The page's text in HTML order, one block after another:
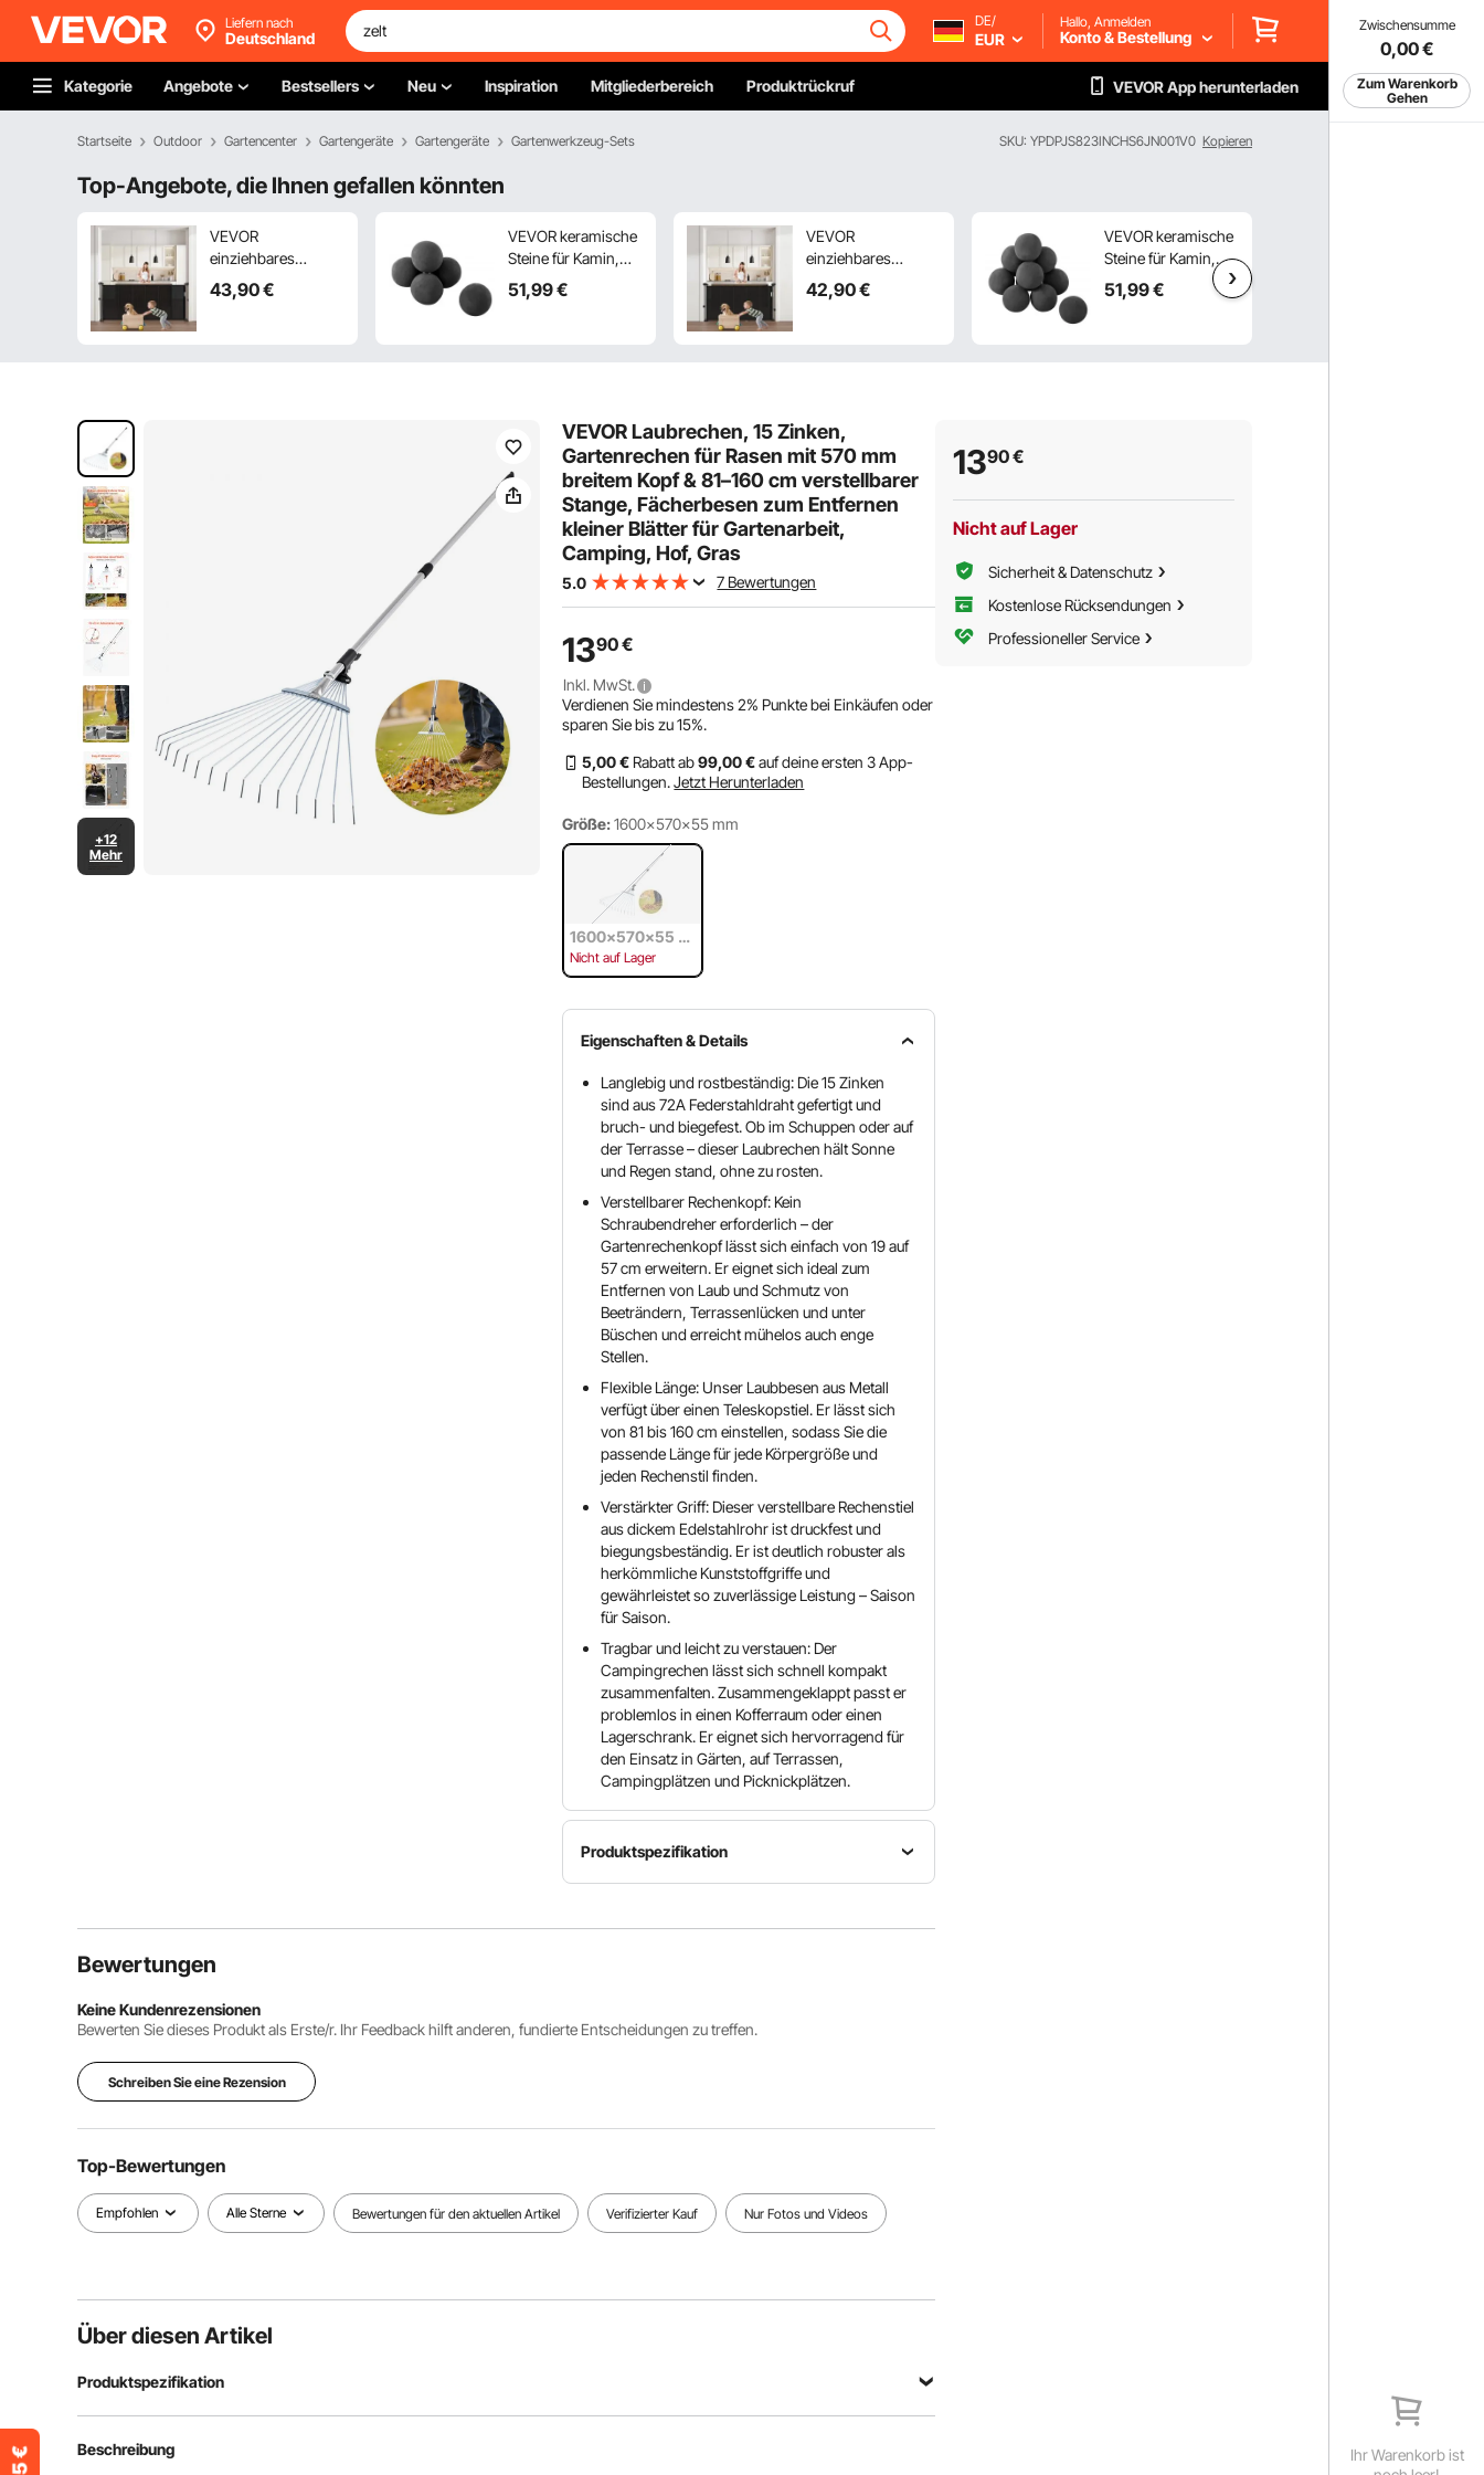
Zwischensumme
0,00€
Zum Warenkorb
Gehen
Ihr Warenkorb ist
Liefern nach
Deutschland
DE/
EUR
Hallo, Anmelden
Konto & Bestellung
Kategorie Angebote Bestsellers Neu Inspiration Mitgliederbereich Produktrückruf VEVOR App herunterladen
Startseite Outdoor Gartencenter Gartengeräte Gartengeräte Gartenwerkzeug-Sets SKU: YPDPJS823INCHS6JN001V0 Kopieren
Top-Angebote, die Ihnen gefallen könnten
VEVOR
einziehbares
Babygitter 870 mm
hoch, ausziehbar
43,90€
VEVOR keramische
Steine für Kamin,
12,7 cm, 6 Stück
Kieselsteine,
Propan-/Gaskamin,
Herd, Innenhof,
Camping, Schwarz
51,99€
VEVOR
einziehbares
Babygitter (87 cm
hoch ausziehbar bis
für Innentreppen
Türen Flure
Spielzimmer,
Schwarz
42,90€
VEVOR keramische
Steine für Kamin,
10,2 cm, 12 Stück
Kieselsteine,
51,99€
+12
Mehr
VEVOR Laubrechen, 15 Zinken,
Gartenrechen für Rasen mit 570 mm
breitem Kopf & 81–160 cm verstellbarer
Stange, Fächerbesen zum Entfernen
kleiner Blätter für Gartenarbeit,
Camping, Hof, Gras
5.0 7 Bewertungen
1390€
Inkl. MwSt.
Verdienen Sie mindestens2% Punkte bei Einkäufen oder
sparen Sie bis zu15%.
5,00 € Rabatt ab99,00 €auf deine ersten 3 App-
Bestellungen. Jetzt Herunterladen
Größe: 1600x570x55 mm
1600x570x55 m
m
Nicht auf Lager
Eigenschaften & Details
Langlebig und rostbeständig: Die 15 Zinken
sind aus 72A Federstahldraht gefertigt und
bruch- und biegefest. Ob im Schuppen oder auf
der Terrasse – dieser Laubrechen hält Sonne
und Regen stand, ohne zu rosten.
Verstellbarer Rechenkopf: Kein
Schraubendreher erforderlich – der
Gartenrechenkopf lässt sich einfach von 19 auf
57 cm erweitern. Er eignet sich ideal zum
Entfernen von Laub und Schmutz von
Beeträndern, Terrassenlücken und unter
Büschen und erreicht mühelos auch enge
Stellen.
Flexible Länge: Unser Laubbesen aus Metall
verfügt über einen Teleskopstiel. Er lässt sich
von 81 bis 160 cm einstellen, sodass Sie die
passende Länge für jede Körpergröße und
jeden Rechenstil finden.
Verstärkter Griff: Dieser verstellbare Rechenstiel
aus dickem Edelstahlrohr ist druckfest und
biegungsbeständig. Er ist deutlich robuster als
herkömmliche Kunststoffgriffe und
gewährleistet so zuverlässige Leistung – Saison
für Saison.
Tragbar und leicht zu verstauen: Der
Campingrechen lässt sich schnell kompakt
zusammenfalten. Zusammengeklappt passt er
problemlos in einen Kofferraum oder einen
Lagerschrank. Er eignet sich hervorragend für
den Einsatz in Gärten, auf Terrassen,
Campingplätzen und Picknickplätzen.
Produktspezifikation
15T RAKE
7,5–22,4
Zinkenanzahl
Hauptmaterial
72A
Alle Spezifikationen anzeigen
Bewertungen
Keine Kundenrezensionen
Bewerten Sie dieses Produkt als Erste/r. Ihr Feedback hilft anderen, fundierte Entscheidungen zu treffen.
Schreiben Sie eine Rezension
Top-Bewertungen
Empfohlen Alle Sterne Bewertungen für den aktuellen Artikel Verifizierter Kauf Nur Fotos und Videos
Über diesen Artikel
Produktspezifikation
Artikelmodellnummer
Beschreibung
1390€
Nicht auf Lager
Sicherheit & Datenschutz
Kostenlose Rücksendungen
Professioneller Service